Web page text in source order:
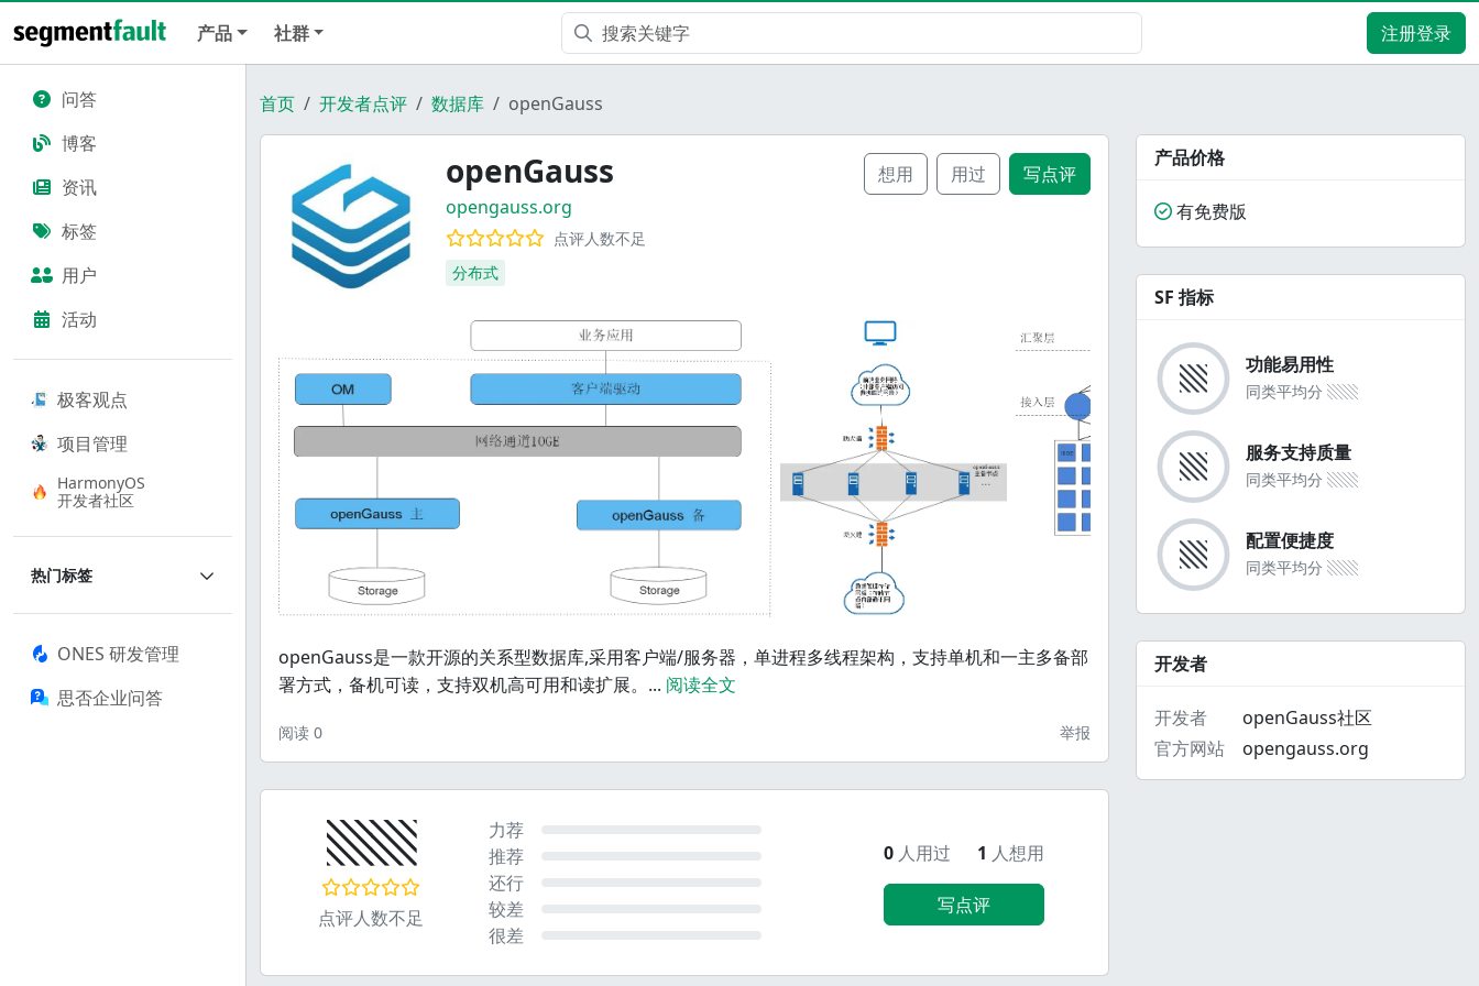
产品 社群 注册登录
问答
博客
资讯
标签
用户
活动
极客观点
项目管理
HarmonyOS
开发者社区
热门标签
ONES 研发管理
思否企业问答
首页 开发者点评 数据库 openGauss
openGauss
opengauss.org
点评人数不足
分布式
想用 用过 写点评
openGauss是一款开源的关系型数据库,采用客户端/服务器，单进程多线程架构，支持单机和一主多备部
署方式，备机可读，支持双机高可用和读扩展。 ... 阅读全文
阅读0 举报
▧▧
点评人数不足
力荐
推荐
还行
较差
很差
0 人用过 1 人想用
写点评
产品价格
有免费版
SF 指标
▧ 功能易用性
同类平均分 ▧▧
▧ 服务支持质量
同类平均分 ▧▧
▧ 配置便捷度
同类平均分 ▧▧
开发者
开发者
openGauss社区
官方网站
opengauss.org